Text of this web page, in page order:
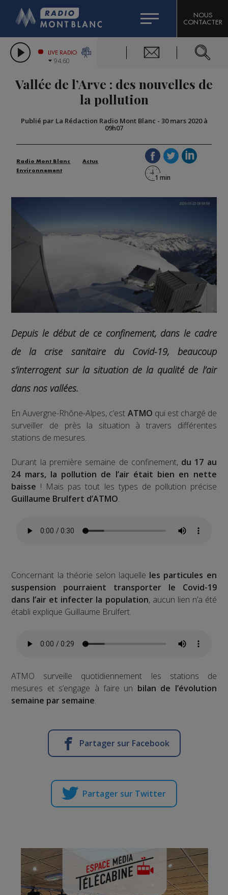
LES CHRONIQUES DE L'EXPERT
CITIZEN MACHINERY
GRAND MASSIF DOMAINES SKIABLES
BIGARD
COMPAGNIE DU MONT-BLANC
NOUS
CONTACTER
LIVE RADIO
94.60
Vallée de l’Arve : des nouvelles de
la pollution
Publié par La Rédaction Radio Mont Blanc - 30 mars 2020 à
09h07
Radio Mont Blanc
Actus
Environnement
Depuis le début de ce confinement, dans le cadre
de la crise sanitaire du Covid-19, beaucoup
s’interrogent sur la situation de la qualité de l’air
dans nos vallées.
En Auvergne-Rhône-Alpes, c’est ATMO qui est chargé de
surveiller de près la situation à travers différentes
stations de mesures.
Durant la première semaine de confinement, du 17 au
24 mars, la pollution de l’air était bien en nette
baisse ! Mais pas tout les types de pollution précise
Guillaume Brulfert d’ATMO.
Concernant la théorie selon laquelle les particules en
suspension pourraient transporter le Covid-19
dans l’air et infecter la population, aucun lien n’a été
établi explique Guillaume Brulfert.
ATMO surveille quotidiennement les stations de
mesures et s’engage à faire un bilan de l’évolution
semaine par semaine.
Partager sur Facebook
Partager sur Twitter